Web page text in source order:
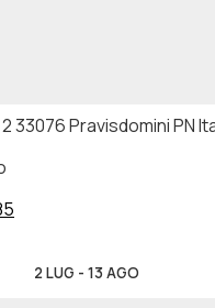
33076 Pravisdomini PN
2 LUG - 13 AGO